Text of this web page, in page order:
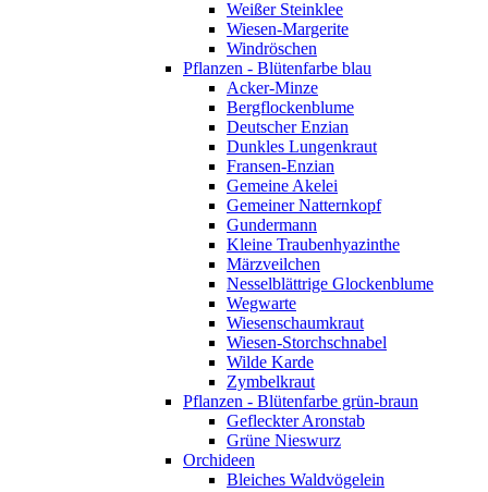
Weißer Steinklee
Wiesen-Margerite
Windröschen
Pflanzen - Blütenfarbe blau
Acker-Minze
Bergflockenblume
Deutscher Enzian
Dunkles Lungenkraut
Fransen-Enzian
Gemeine Akelei
Gemeiner Natternkopf
Gundermann
Kleine Traubenhyazinthe
Märzveilchen
Nesselblättrige Glockenblume
Wegwarte
Wiesenschaumkraut
Wiesen-Storchschnabel
Wilde Karde
Zymbelkraut
Pflanzen - Blütenfarbe grün-braun
Gefleckter Aronstab
Grüne Nieswurz
Orchideen
Bleiches Waldvögelein